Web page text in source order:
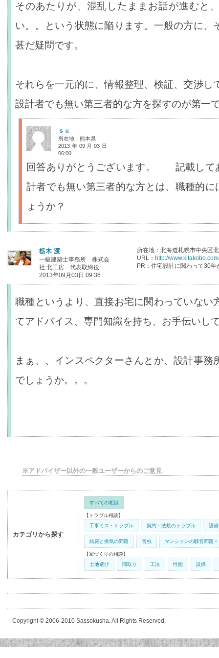
そのあたりが、混乱したままお話が進むと
い。。という状態に陥ります。一般の方に、
甚だ疑問です。
それらを一元的に、情報整理、検証、交渉し
設計者でも無い第三者的な方を探すのが第一
ｓｕ
所在地：熊本県
2013年09月03日
06:00
回答ありがとうございます。 記載して
計者でも無い第三者的な方とは、職種的
ょうか？
栃木 渡
一級建築士事務所 株式会
社 北工房 代表取締役
2013年09月03日 09:36
所在地：北海道札幌市中央区
URL： http://
PR：住宅設計に関わって30
職種というより、直接お宅に関わっていない
てアドバイス、専門知識を持ち、お手伝いし
まぁ、、インスペクターさんとか、設計事務
でしょうか。。。
※アドバイザー以外の一般ユーザーからのご意見
カテゴリから探す
すべての相談
【トラブル相談】
工事ミス・トラブル
契約・法規のトラブル 設
結露と換気の問題 害虫 マンションの騒音問題！
【家づくりの相談】
土地選び
間取り 工法 性能 設備
Copyright © 2006-2010 Sassokusha. All Rights Reserved.